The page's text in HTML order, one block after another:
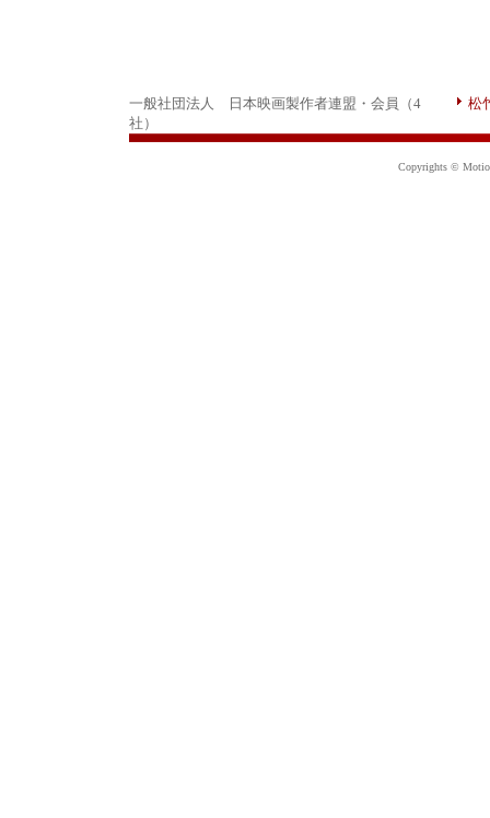
一般社団法人 日本映画製作者連盟・会員（4
社）
松
Copyrights ©